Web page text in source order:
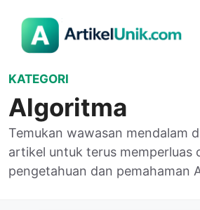
KATEGORI
Algoritma
Temukan wawasan mendalam
artikel untuk terus memperluas
pengetahuan dan pemahaman